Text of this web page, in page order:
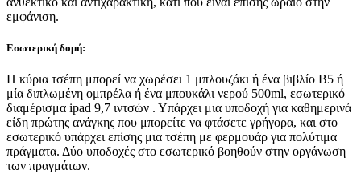
εμφάνιση.
Εσωτερική δομή:
Η κύρια τσέπη μπορεί να χωρέσει 1 μπλουζάκι ή ένα βιβλίο Β5 ή
μία διπλωμένη ομπρέλα ή ένα μπουκάλι νερού 500ml, εσωτερικό
διαμέρισμα ipad 9,7 ιντσών . Υπάρχει μια υποδοχή για καθημερινά
είδη πρώτης ανάγκης που μπορείτε να φτάσετε γρήγορα, και στο
εσωτερικό υπάρχει επίσης μια τσέπη με φερμουάρ για πολύτιμα
πράγματα. Δύο υποδοχές στο εσωτερικό βοηθούν στην οργάνωση
των πραγμάτων.